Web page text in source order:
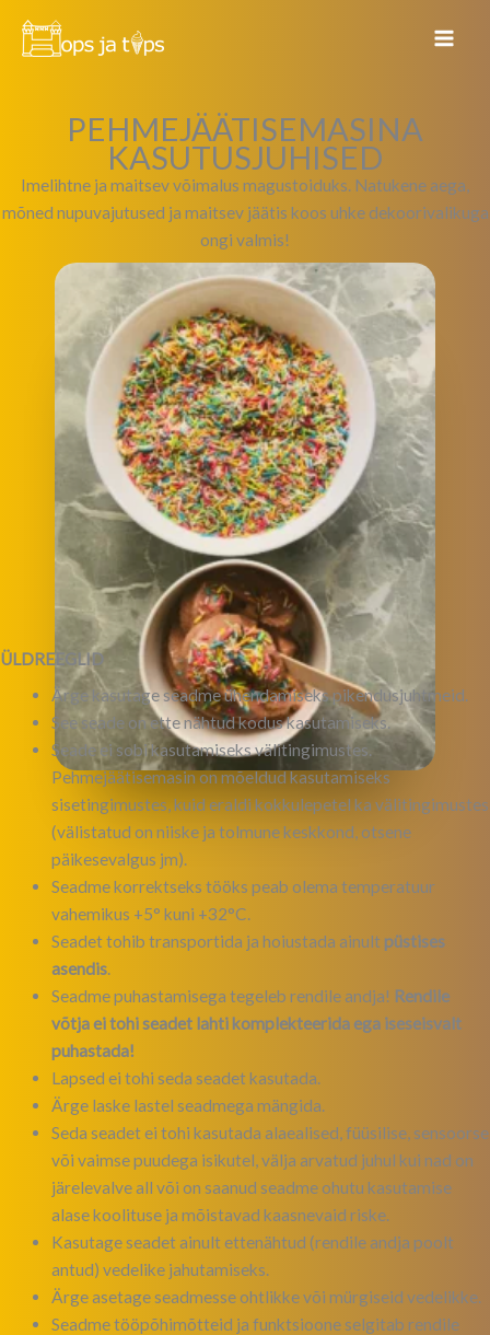
PEHMEJÄÄTISEMASINA
KASUTUSJUHISED
Imelihtne ja maitsev võimalus magustoiduks. Natukene aega,
mõned nupuvajutused ja maitsev jäätis koos uhke dekoorivalikuga
ongi valmis!
ÜLDREEGLID
Ärge kasutage seadme ühendamiseks pikendusjuhtmeid.
See seade on ette nähtud kodus kasutamiseks.
Seade ei sobi kasutamiseks välitingimustes.
Pehmejäätisemasin on mõeldud kasutamiseks
sisetingimustes, kuid eraldi kokkulepetel ka välitingimustes
(välistatud on niiske ja tolmune keskkond, otsene
päikesevalgus jm).
Seadme korrektseks tööks peab olema temperatuur
vahemikus +5° kuni +32°C.
Seadet tohib transportida ja hoiustada ainult püstises
asendis.
Seadme puhastamisega tegeleb rendile andja! Rendile
võtja ei tohi seadet lahti komplekteerida ega iseseisvalt
puhastada!
Lapsed ei tohi seda seadet kasutada.
Ärge laske lastel seadmega mängida.
Seda seadet ei tohi kasutada alaealised, füüsilise, sensoorse
või vaimse puudega isikutel, välja arvatud juhul kui nad on
järelevalve all või on saanud seadme ohutu kasutamise
alase koolituse ja mõistavad kaasnevaid riske.
Kasutage seadet ainult ettenähtud (rendile andja poolt
antud) vedelike jahutamiseks.
Ärge asetage seadmesse ohtlikke või mürgiseid vedelikke.
Seadme tööpõhimõtteid ja funktsioone selgitab rendile